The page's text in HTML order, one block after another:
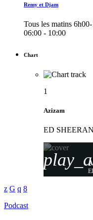
Remy et Djam
Tous les matins
06:00 - 10:00
Chart
1
Azizam
ED SHEERAN
Podcast